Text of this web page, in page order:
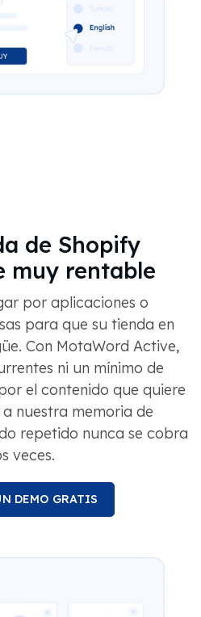
de Shopify
muy rentable
por aplicaciones o
para que su tienda en
Con MotaWord Active,
ni un mínimo de
el contenido que quiere
nuestra memoria de
repetido nunca se cobra
veces.
DEMO GRATIS